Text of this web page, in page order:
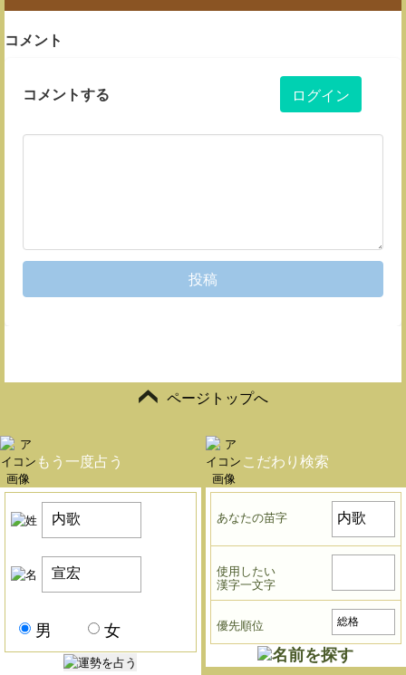
コメント
コメントする ログイン
投稿
ページトップへ
もう一度占う
男 女
こだわり検索
あなたの苗字
使用したい
漢字一文字
優先順位